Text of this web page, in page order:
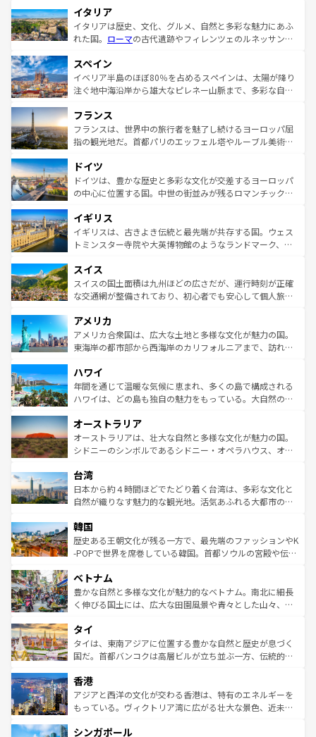
イタリア
イタリアは歴史、文化、グルメ、自然と多彩な魅力にあふ
れた国。 ローマの古代遺跡やフィレンツェのルネッサンス
ろん、トスカーナの美しい田園風景やアマルフィ海岸の絶
景など、自然景観も見逃せない。観光の合間には、本場の
ピザやパスタなど、絶品のイタリア料理を堪能することも
ませてくれるイタリアで、忘れられない旅をしてみよう！
なお、新着のイタリア情報はコンテンツ一覧 を参照してほ
しい。
スペイン
イベリア半島のほぼ80％を占めるスペインは、太陽が降り
注ぐ地中海沿岸から雄大なピレネー山脈まで、多彩な自然
文化が根付くこの国では、情熱的なフラメンコ、熱気あふ
れる闘牛、そして美味しいタパスが生活の一部となってい
る。首都マドリードの洗練された雰囲気や、バルセロナの
の城塞都市、穏やかなビーチリゾートまで多彩な表情を見
せる。地方によって風土や気候が異なるスペインはその個
性で訪れる人を魅了する。 なお、新着のスペイン情報はコ
フランス
フランスは、世界中の旅行者を魅了し続けるヨーロッパ屈
指の観光地だ。首都パリのエッフェル塔やルーブル美術館
で、幅広い魅力が詰まっている。華麗な宮殿、歴史的な大
聖堂、美しいビーチ、そして豊かな自然が、訪れる者を心
から魅了する。また、フランスは美食の国としても知ら
いる。シャンパンの発祥地であるランス、プロヴァンスの
香り高いラベンダー畑など、多彩な楽しみ方が可能だ。さ
らに、パリ以外の地域にも魅力が溢れており、どの街角に
れる地方に足を運ぶとそれぞれで全く異なる文化を体験で
きるだろう。 なお、新着のフランス情報はコンテンツ一覧
を参照してほしい。
ドイツ
ドイツは、豊かな歴史と多彩な文化が交差するヨーロッパ
の中心に位置する国。中世の街並みが残るロマンチック街
顔を持つこの国は、どこを歩いても飽きることがない。ベ
ルリンの文化的活気、バイエルン州のアルプスの絶景、そ
してライン川沿いのワイン畑といった風景は必見。ビール
は、お酒好きな人にはぜひ体験してほしい。 なお、新着の
ドイツ情報はコンテンツ一覧を参照してほしい。
イギリス
イギリスは、古きよき伝統と最先端が共存する国。ウェス
トミンスター寺院や大英博物館のようなランドマーク、歴
リアごとに異なる魅力がある。また、優雅なアフタヌーン
ティー、ビール好きにはたまらない英国パブ、サッカー観
戦など、本場だからこそできる体験も豊富。イギリスを旅
ンツ一覧を参照してほしい。
スイス
スイスの国土面積は九州ほどの広さだが、運行時刻が正確
な交通網が整備されており、初心者でも安心して個人旅行
の建物がそのまま残る町や、スイスならではのユニークな
博物館もあり、アルプス観光だけでなく町歩きも満喫する
ことができる。国民の所得が高いため物価も高いが、旅行
ば市内交通費無料で観光を楽しむこともできる。 なお、新
着のスイス情報はコンテンツ一覧 を参照してほしい。
アメリカ
アメリカ合衆国は、広大な土地と多様な文化が魅力の国。
東海岸の都市部から西海岸のカリフォルニアまで、訪れる
のような巨大都市は、観光、ショッピング、エンターテイ
ンメントが詰まった刺激的なスポットだ。一方、アメリカ
西部には大自然が広がり、グランドキャニオンやイエロー
部のニューオーリンズでは、音楽と美食が融合した独特の
文化が魅力。旅行者はアメリカの各地域で異なる魅力を楽
しみながら、その多様性と豊かな歴史を感じることができ
ならではの贅沢な旅のスタイルだ。 なお、新着のアメリカ
情報はコンテンツ一覧を参照してほしい。
ハワイ
年間を通じて温暖な気候に恵まれ、多くの島で構成される
ハワイは、どの島も独自の魅力をもっている。大自然の神
ワイ島は見逃せない。また、定番の観光地といえばオアフ
島だが、静かな自然を求めるならマウイ島やカウアイ島が
おすすめ。エメラルドグリーンに輝く海をはじめ、豊かな
れるおもてなしの心で訪れる人々を迎えてくれるハワイの
人々、おいしいローカルフードやハワイアンミュージッ
ク、伝統的なフラダンスなど、すべてがハワイの魅力を彩
ワイを、存分に味わってほしい。 なお、新着のハワイ情報
はコンテンツ一覧を参照してほしい。
オーストラリア
オーストラリアは、壮大な自然と多様な文化が魅力の国。
シドニーのシンボルであるシドニー・オペラハウス、オー
リアリーフや大陸中央部にそびえるウルル（エアーズロッ
ク）、タスマニアの美しい原生林やケアンズの熱帯雨林な
ど、見どころがたくさん。また、カフェやワイン、オージ
いる。アクティビティも充実しており、サーフィンやダイ
ビング、ハイキングなど、アウトドア好きにはたまらな
い。オーストラリアの多彩な魅力を存分に味わいつくそ
参照してほしい。
台湾
日本から約４時間ほどでたどり着く台湾は、多彩な文化と
自然が織りなす魅力的な観光地。活気あふれる大都市の台
ン）、静ひつな山岳地帯である台湾東部など、都市の喧騒
と山間の静けさが共存しており、訪れる人に新しい発見と
驚きをもたらしてくれる。また、奥深い台湾の食文化も魅
容にもいいと評判のスイーツなど、バラエティ豊かな料理
が味わえる。 なお、新着の台湾情報は コンテンツ一覧を参
照してほしい。
韓国
歴史ある王朝文化が残る一方で、最先端のファッションやK
-POPで世界を席巻している韓国。首都ソウルの宮殿や伝統
き、地方に足を延ばせば四季折々の自然美を楽しむことが
できる。そして、キムチや焼肉、絶品のストリートフード
まで、さまざまな韓国料理が待っている。夜には、韓国な
リティに包まれながら、韓国の多彩な魅力を心ゆくまで味
わってみてほしい。 なお、新着の韓国情報はコンテンツ一
覧を参照してほしい。
ベトナム
豊かな自然と多様な文化が魅力的なベトナム。南北に細長
く伸びる国土には、広大な田園風景や青々とした山々、世
急速な発展と共に伝統が息づく。ハノイの古い町並みやホ
ーチミン市のフランス統治時代の建物も、独特の雰囲気を
醸し出している。また、バラエティの豊かさとおいしさで
とつ。フォーやバインミー、ベトナムコーヒーなどは、ぜ
ひ現地で味わいたい。どの地域を訪れてもあたたかい人々
が旅行者を迎えてくれるので、きっと忘れられない旅にな
参照してほしい。
タイ
タイは、東南アジアに位置する豊かな自然と歴史が息づく
国だ。首都バンコクは高層ビルが立ち並ぶ一方、伝統的な
の活気が交差している。北部ではチェンマイなどの山岳地
帯で自然と触れ合い、南部ではプーケットやクラビの美し
いビーチでリゾート気分を楽しむことができる。タイ料理
激する。気候は一年中温暖で、どの季節にも異なる楽しみ
香港
アジアと西洋の文化が交わる香港は、特有のエネルギーを
もっている。ヴィクトリア湾に広がる壮大な景色、近未来
み、どこを訪れても感動するはず。観光スポットが密集し
シンガポール